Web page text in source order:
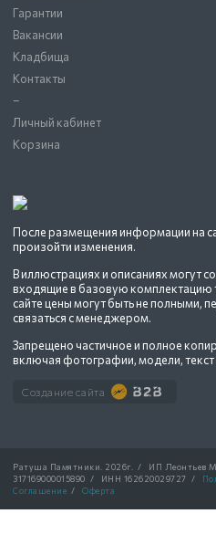
После размещения информации на
произойти изменения.
В иллюстрациях и описаниях могут
входящие в базовую комплектацию
сайте цены могут быть не полными,
связаться с менеджером.
Запрещено частичное и полное
включая фотографии, модели, текст
Создание сайта
Гарантии
Вакансии
Кладбища
Контакты
–
Личный кабинет
Корзина
Ратуша Памятники. 2026г. / ИП Леонтьев
317169000015890 / ИНН 162620029727 /
Соглашение / Оферта